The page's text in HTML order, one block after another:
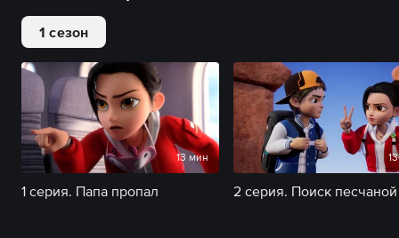
1 сезон
13 мин
1 серия. Папа пропал